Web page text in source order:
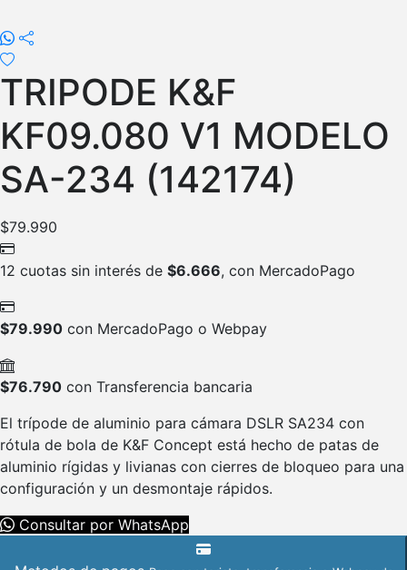
TRIPODE K&F
KF09.080 V1 MODELO
SA-234 (142174)
$79.990
12 cuotas sin interés de $6.666, con MercadoPago
$79.990 con MercadoPago o Webpay
$76.790 con Transferencia bancaria
El trípode de aluminio para cámara DSLR SA234 con
rótula de bola de K&F Concept está hecho de patas de
aluminio rígidas y livianas con cierres de bloqueo para una
configuración y un desmontaje rápidos.
Consultar por WhatsApp